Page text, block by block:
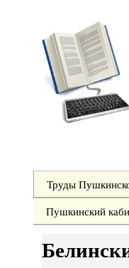
Труды
Пушкинский